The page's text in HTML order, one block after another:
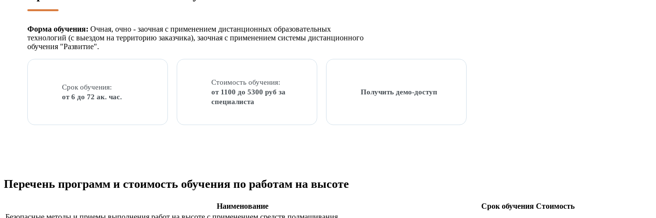
Форма обучения: Очная, очно - заочная с применением дистанционных образовательных
технологий (с выездом на территорию заказчика), заочная с применением системы дистанционного
обучения "Развитие".
Срок обучения:
от 6 до 72 ак. час.
Стоимость обучения:
от 1100 до 5300 руб за
специалиста
Получить демо-доступ
Перечень программ и стоимость обучения по работам на высоте
Наименование Срок обучения Стоимость